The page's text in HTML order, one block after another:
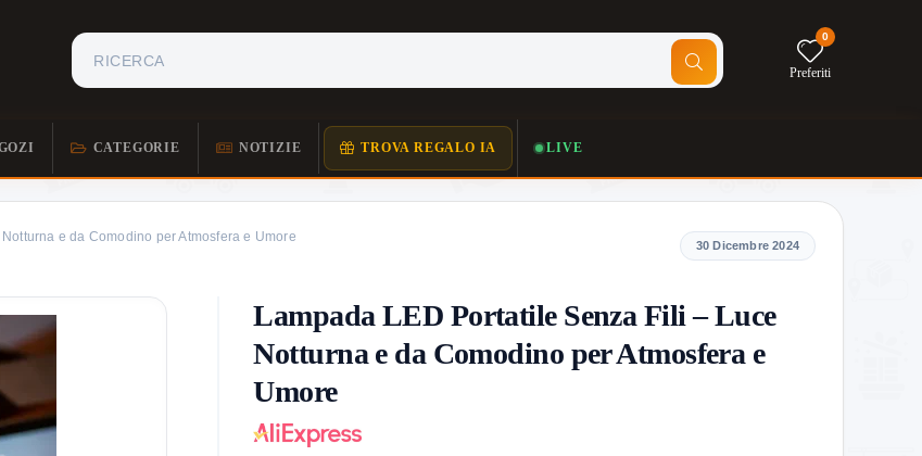
0
Preferiti
CATEGORIE NOTIZIE TROVA REGALO IA LIVE
e da Comodino per Atmosfera e Umore
Lampada LED Portatile Senza Fili – Luce
Notturna e da Comodino per Atmosfera e
Umore
30 Dicembre 2024